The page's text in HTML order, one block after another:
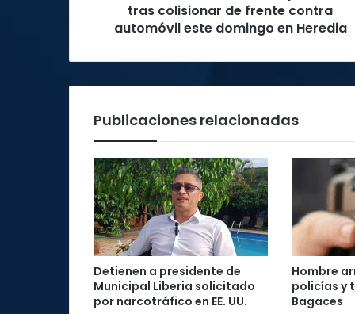
automóvil
en
tras colisionar de frente contra
automóvil este domingo en Heredia
Publicaciones relacionadas
Detienen a presidente de
Municipal Liberia solicitado
por narcotráfico en EE. UU.
Hombre
policías y
Bagaces